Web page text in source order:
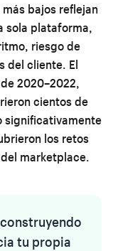
bajos reflejan
sola plataforma,
riesgo de
del cliente. El
2020–2022,
cientos de
significativamente
los retos
marketplace.
tu propia